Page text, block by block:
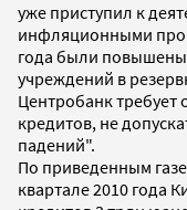
уже приступил к
инфляционными
года были
учреждений в
Центробанк требует
кредитов, не
падений".
По приведенным
квартале 2010 года